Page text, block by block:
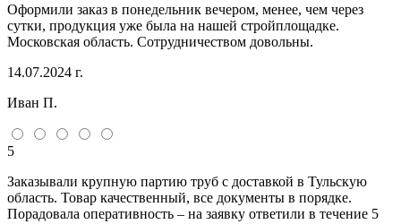
Оформили заказ в понедельник вечером, менее, чем через
сутки, продукция уже была на нашей стройплощадке.
Московская область. Сотрудничеством довольны.
14.07.2024 г.
Иван П.
5
Заказывали крупную партию труб с доставкой в Тульскую
область. Товар качественный, все документы в порядке.
Порадовала оперативность – на заявку ответили в течение 5